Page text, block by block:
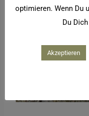
optimieren. Wenn Du
Du
Akzeptieren